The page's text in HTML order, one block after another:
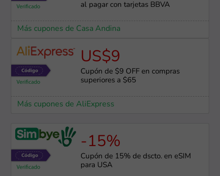
al pagar con tarjetas BBVA
Más cupones de Casa Andina
US$9
Cupón de $9 OFF en compras
superiores a $65
Más cupones de AliExpress
-15%
Cupón de 15% de dscto. en eSIM
para USA